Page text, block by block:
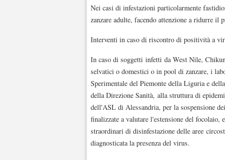
Nei casi di infestazioni particolarmente
zanzare adulte, facendo attenzione a ridurre
Interventi in caso di riscontro di positività a
In caso di soggetti infetti da West Nile,
selvatici o domestici o in pool di zanzare, i
Sperimentale del Piemonte della Liguria e
della Direzione Sanità, alla struttura di
dell'ASL di Alessandria, per la sospensione
finalizzate a valutare l'estensione del
straordinari di disinfestazione delle aree
diagnosticata la presenza del virus.